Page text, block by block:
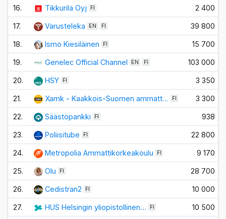
16. Tikkurila Oyj FI 2 400
17. Varusteleka EN FI 39 800
18. Ismo Kiesiläinen FI 15 700
19. Genelec Official Channel EN FI 103 000
20. HSY FI 3 350
21. Xamk - Kaakkois-Suomen ammatt… FI 3 300
22. Säästöpankki FI 938
23. Poliisitube FI 22 800
24. Metropolia Ammattikorkeakoulu FI 9 170
25. Olu FI 28 700
26. Cedistran2 FI 10 000
27. HUS Helsingin yliopistollinen… FI 10 500